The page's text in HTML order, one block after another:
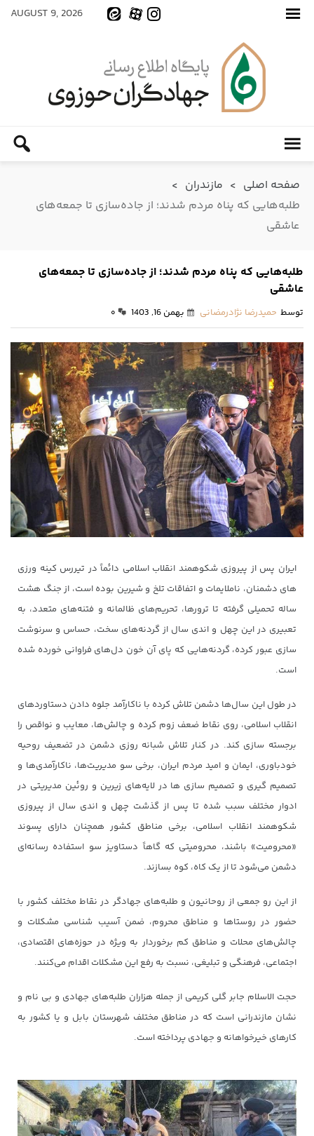
AUGUST 9, 2026
صفحه اصلی > مازندران >
طلبه‌هایی که پناه مردم شدند؛ از جاده‌سازی تا جمعه‌های
عاشقی
طلبه‌هایی که پناه مردم شدند؛ از جاده‌سازی تا جمعه‌های
عاشقی
توسط حمیدرضا نژادرمضانی بهمن 16, 1403 ۰
ایران پس از پیروزی شکوهمند انقلاب اسلامی دائماً در تیررس کینه ورزی
های دشمنان، ناملایمات و اتفاقات تلخ و شیرین بوده است، از جنگ هشت
ساله تحمیلی گرفته تا ترورها، تحریم‌های ظالمانه و فتنه‌های متعدد، به
تعبیری در این چهل و اندی سال از گردنه‌های سخت، حساس و سرنوشت
سازی عبور کرده، گردنه‌هایی که پای آن خون دل‌های فراوانی خورده شده
است.
در طول این سال‌ها دشمن تلاش کرده با ناکارآمد جلوه دادن دستاوردهای
انقلاب اسلامی، روی نقاط ضعف زوم کرده و چالش‌ها، معایب و نواقص را
برجسته سازی کند. در کنار تلاش شبانه روزی دشمن در تضعیف روحیه
خودباوری، ایمان و امید مردم ایران، برخی سو مدیریت‌ها، ناکارآمدی‌ها و
تصمیم گیری و تصمیم سازی ها در لایه‌های زیرین و روئین مدیریتی در
ادوار مختلف سبب شده تا پس از گذشت چهل و اندی سال از پیروزی
شکوهمند انقلاب اسلامی، برخی مناطق کشور همچنان دارای پسوند
«محرومیت» باشند، محرومیتی که گاهاً دستاویز سو استفاده رسانه‌ای
دشمن می‌شود تا از یک کاه، کوه بسازند.
از این رو جمعی از روحانیون و طلبه‌های جهادگر در نقاط مختلف کشور با
حضور در روستاها و مناطق محروم، ضمن آسیب شناسی مشکلات و
چالش‌های محلات و مناطق کم برخوردار به ویژه در حوزه‌های اقتصادی،
اجتماعی، فرهنگی و تبلیغی، نسبت به رفع این مشکلات اقدام می‌کنند.
حجت الاسلام جابر گلی کریمی از جمله هزاران طلبه‌های جهادی و بی نام و
نشان مازندرانی است که در مناطق مختلف شهرستان بابل و یا کشور به
کارهای خیرخواهانه و جهادی پرداخته است.